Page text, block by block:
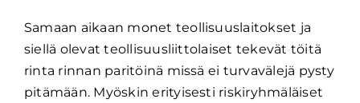
Samaan aikaan monet teollisuuslaitokset ja
siellä olevat teollisuusliittolaiset tekevät töitä
rinta rinnan paritöinä missä ei turvavälejä pysty
pitämään. Myöskin erityisesti riskiryhmäläiset